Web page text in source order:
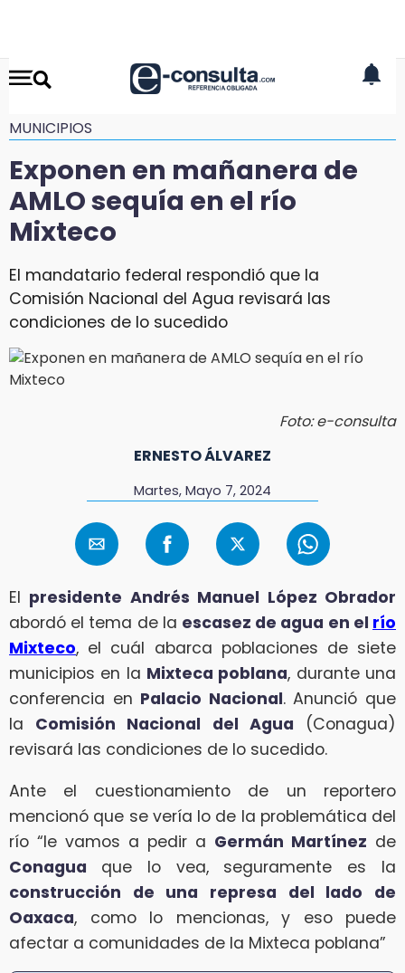
MUNICIPIOS
Exponen en mañanera de
AMLO sequía en el río
Mixteco
El mandatario federal respondió que la
Comisión Nacional del Agua revisará las
condiciones de lo sucedido
Foto: e-consulta
ERNESTO ÁLVAREZ
Martes, Mayo 7, 2024
El presidente Andrés Manuel López Obrador
abordó el tema de la escasez de agua en el río
Mixteco, el cuál abarca poblaciones de siete
municipios en la Mixteca poblana, durante una
conferencia en Palacio Nacional. Anunció que
la Comisión Nacional del Agua (Conagua)
revisará las condiciones de lo sucedido.
Ante el cuestionamiento de un reportero
mencionó que se vería lo de la problemática del
río “le vamos a pedir a Germán Martínez de
Conagua que lo vea, seguramente es la
construcción de una represa del lado de
Oaxaca, como lo mencionas, y eso puede
afectar a comunidades de la Mixteca poblana”